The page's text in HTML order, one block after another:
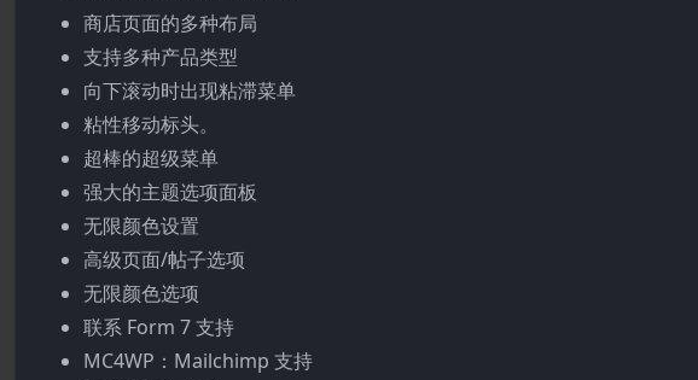
商店页面的多种布局
支持多种产品类型
向下滚动时出现粘滞菜单
粘性移动标头。
超棒的超级菜单
强大的主题选项面板
无限颜色设置
高级页面/帖子选项
无限颜色选项
联系 Form 7 支持
MC4WP：Mailchimp 支持